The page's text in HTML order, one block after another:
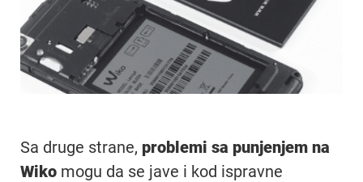
Sa druge strane, problemi sa punjenjem na
Wiko mogu da se jave i kod ispravne